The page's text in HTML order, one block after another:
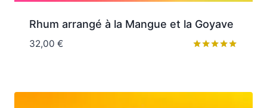
Rhum arrangé à la Mangue et la Goyave
32,00 €